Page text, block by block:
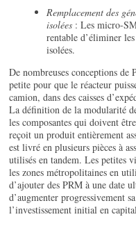
Remplacement des
isolées : Les micro-
rentable d’éliminer
isolées.
De nombreuses conceptions
petite pour que le réacteur
camion, dans des caisses
La définition de la modularité
les composantes qui doivent
reçoit un produit entièrement
est livré en plusieurs pièces à
utilisés en tandem. Les petites
les zones métropolitaines en
d’ajouter des PRM à une date
d’augmenter progressivement
l’investissement initial en capital